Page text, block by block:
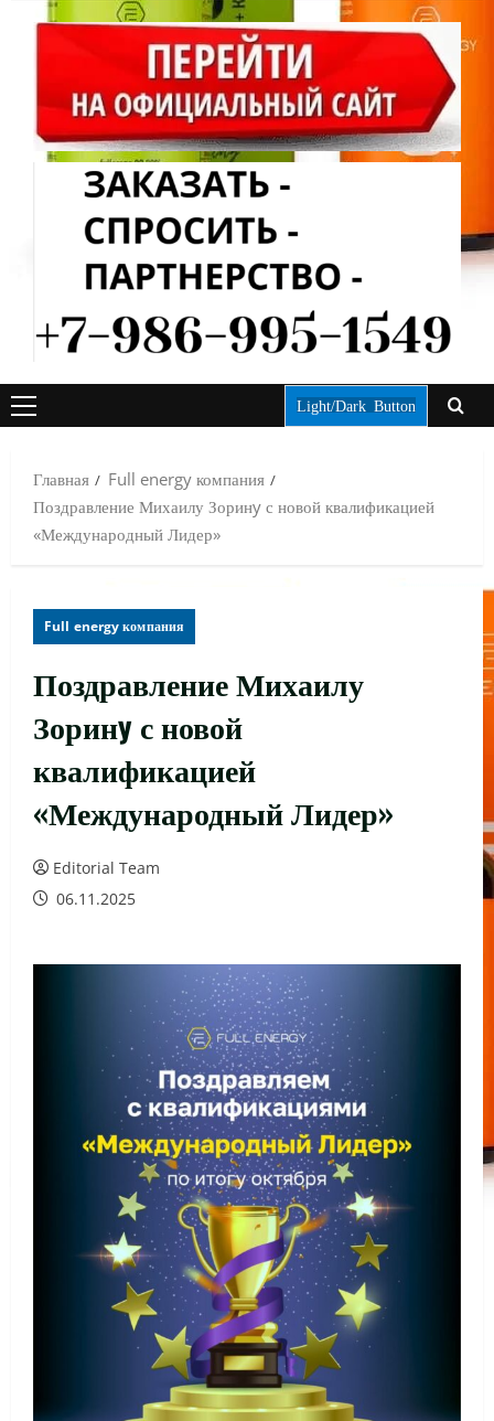
ОСНОВНОЕ
Light/Dark Button
Главная
Full energy компания
Поздравление Михаилу Зоринy с новой квалификацией
«Международный Лидер»
Full energy компания
Поздравление Михаилу
Зоринy с новой
квалификацией
«Международный Лидер»
Editorial Team
06.11.2025